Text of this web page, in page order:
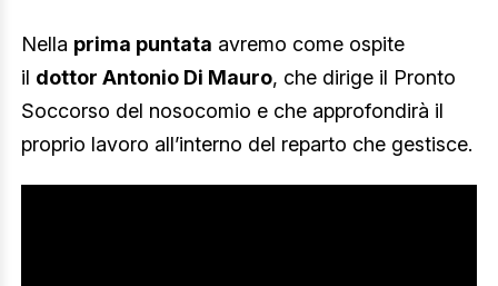
Nella prima puntata avremo come ospite
il dottor Antonio Di Mauro, che dirige il Pronto
Soccorso del nosocomio e che approfondirà il
proprio lavoro all’interno del reparto che gestisce.